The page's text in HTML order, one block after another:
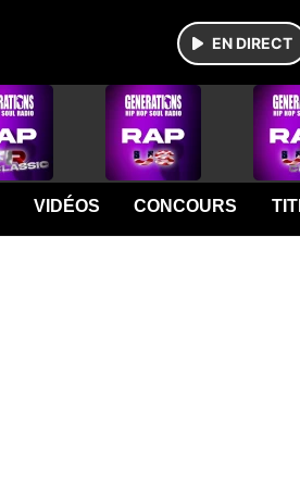
EN DIRECT
VIDÉOS CONCOURS